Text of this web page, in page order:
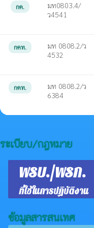
กค.
มท0803.4/
ว4541
กคท.
มท 0808.2/ว
4532
กคท.
มท 0808.2/ว
6384
ระเบียบ/กฎหมาย
พรบ./พรก.
ที่ใช้ในการปฏิบัติงาน
ข้อมูลสารสนเทศ